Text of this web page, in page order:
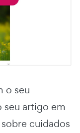
o seu
seu artigo em
cuidados